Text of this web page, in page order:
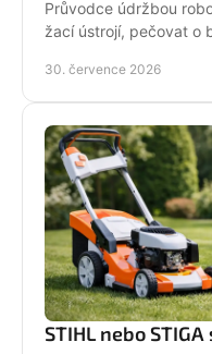
Průvodce údržbou
žací ústrojí, pečovat o
30. července 2026
STIHL nebo